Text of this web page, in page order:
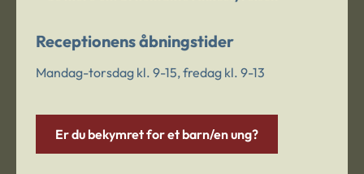
Receptionens åbningstider
Mandag-torsdag kl. 9-15, fredag kl. 9-13
Er du bekymret for et barn/en ung?